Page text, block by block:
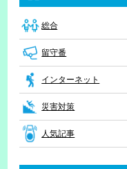
総合
留守番
インターネット
災害対策
人気記事